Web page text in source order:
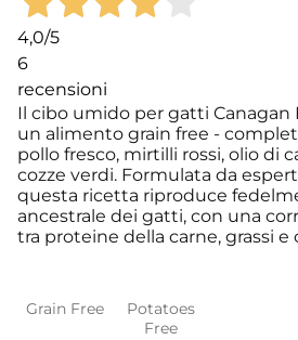
4,0/5
6
recensioni
Il cibo umido per gatti Canagan
un alimento grain free -
pollo fresco, mirtilli rossi, olio di
cozze verdi. Formulata da
questa ricetta riproduce
ancestrale dei gatti, con una
tra proteine della carne, grassi e
Grain Free
Potatoes
Free